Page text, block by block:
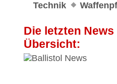
Technik
Die letzten
Übersicht: